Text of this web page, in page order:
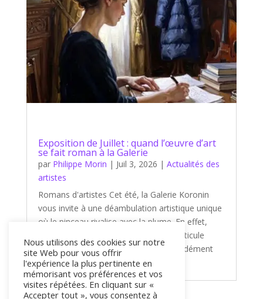
Exposition de Juillet : quand l’œuvre d’art
se fait roman à la Galerie
par Philippe Morin | Juil 3, 2026 | Actualités des
artistes
Romans d'artistes Cet été, la Galerie Koronin
vous invite à une déambulation artistique unique
où le pinceau rivalise avec la plume. En effet,
notre nouvelle exposition de juillet s'articule
autour d'un thème captivant et profondément
littéraire : « Romans d'artistes...
Nous utilisons des cookies sur notre
site Web pour vous offrir
l'expérience la plus pertinente en
mémorisant vos préférences et vos
visites répétées. En cliquant sur «
Accepter tout », vous consentez à